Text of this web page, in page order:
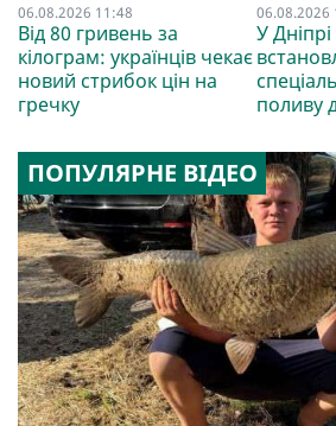
06.08.2026 11:48
Від 80 гривень за
кілограм: українців чекає
новий стрибок цін на
гречку
06.08.2026
У
поливу
ПОПУЛЯРНЕ ВІДЕО